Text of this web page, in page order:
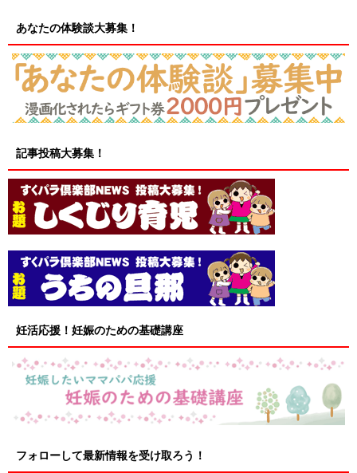
あなたの体験談大募集！
記事投稿大募集！
妊活応援！妊娠のための基礎講座
フォローして最新情報を受け取ろう！